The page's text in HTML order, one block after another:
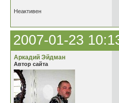
Неактивен
2007-01-23
Аркадий Эйдман
Автор сайта